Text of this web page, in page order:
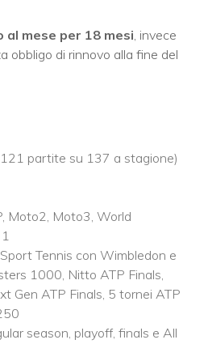
al mese per 18 mesi, invece
obbligo di rinnovo alla fine del
partite su 137 a stagione)
Moto2, Moto3, World
Tennis con Wimbledon e
1000, Nitto ATP Finals,
Gen ATP Finals, 5 tornei ATP
season, playoff, finals e All